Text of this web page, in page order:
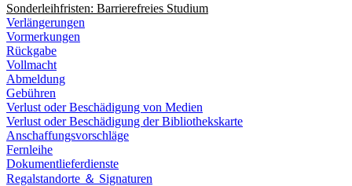
Sonderleihfristen: Barrierefreies Studium
Verlängerungen
Vormerkungen
Rückgabe
Vollmacht
Abmeldung
Gebühren
Verlust oder Beschädigung von Medien
Verlust oder Beschädigung der Bibliothekskarte
Anschaffungsvorschläge
Fernleihe
Dokumentlieferdienste
Regalstandorte ＆ Signaturen